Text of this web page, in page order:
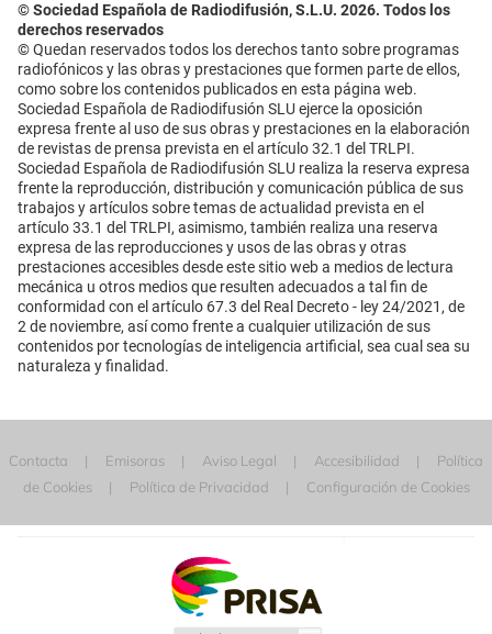
© Sociedad Española de Radiodifusión, S.L.U. 2026. Todos los
derechos reservados
© Quedan reservados todos los derechos tanto sobre programas
radiofónicos y las obras y prestaciones que formen parte de ellos,
como sobre los contenidos publicados en esta página web.
Sociedad Española de Radiodifusión SLU ejerce la oposición
expresa frente al uso de sus obras y prestaciones en la elaboración
de revistas de prensa prevista en el artículo 32.1 del TRLPI.
Sociedad Española de Radiodifusión SLU realiza la reserva expresa
frente la reproducción, distribución y comunicación pública de sus
trabajos y artículos sobre temas de actualidad prevista en el
artículo 33.1 del TRLPI, asimismo, también realiza una reserva
expresa de las reproducciones y usos de las obras y otras
prestaciones accesibles desde este sitio web a medios de lectura
mecánica u otros medios que resulten adecuados a tal fin de
conformidad con el artículo 67.3 del Real Decreto - ley 24/2021, de
2 de noviembre, así como frente a cualquier utilización de sus
contenidos por tecnologías de inteligencia artificial, sea cual sea su
naturaleza y finalidad.
Contacta Emisoras Aviso Legal Accesibilidad
Política
de Cookies
Política de Privacidad Configuración de Cookies